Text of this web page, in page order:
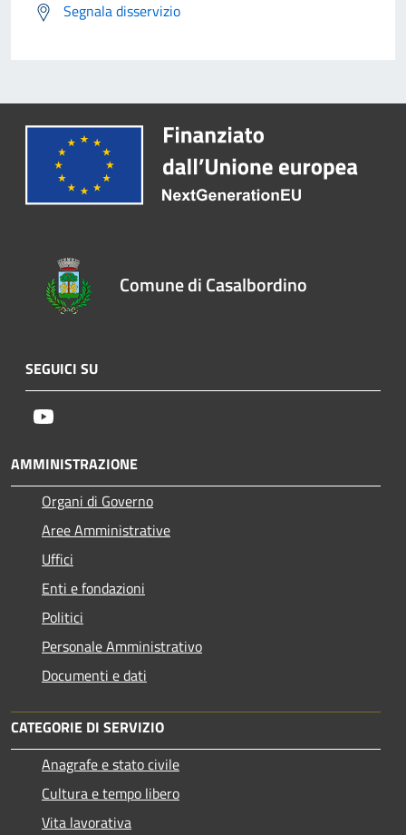
Segnala disservizio
Comune di Casalbordino
SEGUICI SU
AMMINISTRAZIONE
Organi di Governo
Aree Amministrative
Uffici
Enti e fondazioni
Politici
Personale Amministrativo
Documenti e dati
CATEGORIE DI SERVIZIO
Anagrafe e stato civile
Cultura e tempo libero
Vita lavorativa